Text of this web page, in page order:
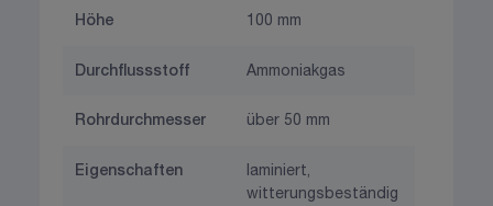
Höhe 100 mm
Durchflussstoff Ammoniakgas
Rohrdurchmesser über 50 mm
Eigenschaften
laminiert,
witterungsbeständig